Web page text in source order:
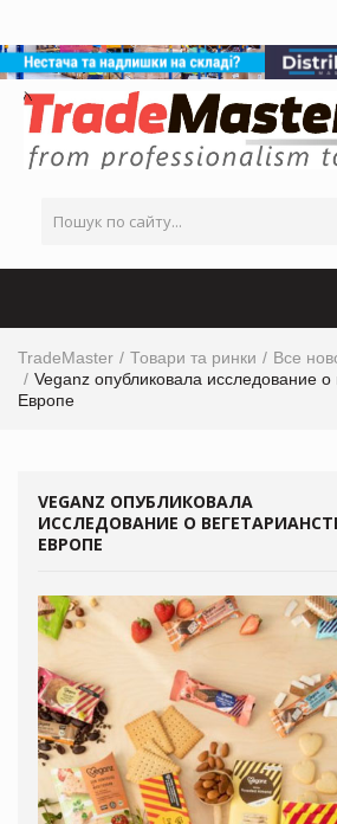
TradeMaster Товари та ринки
Все
Veganz опубликовала исследование о
Европе
VEGANZ ОПУБЛИКОВАЛА
ИССЛЕДОВАНИЕ О
ЕВРОПЕ